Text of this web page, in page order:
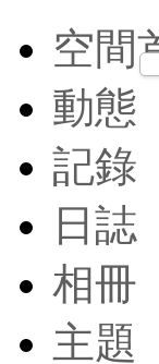
空間
動態
記錄
日誌
相冊
主題